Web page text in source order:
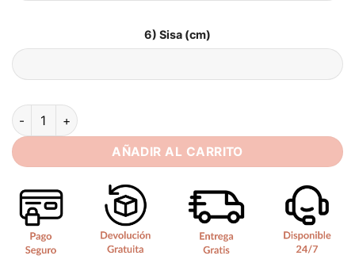
6) Sisa (cm)
Vestidos de Novia Boho Camino Soñado cantidad
AÑADIR AL CARRITO